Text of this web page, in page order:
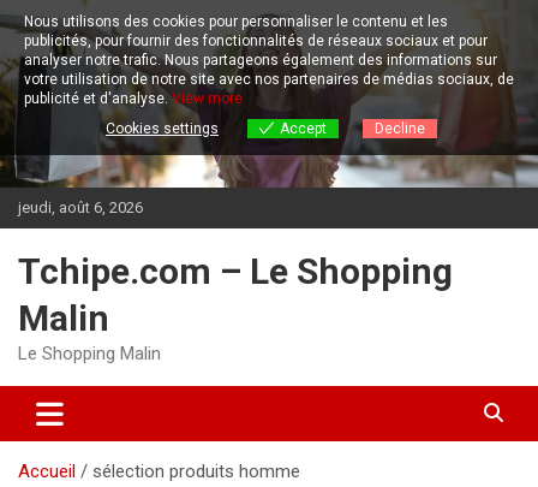
Aller
au
contenu
jeudi, août 6, 2026
Tchipe.com – Le Shopping
Malin
Le Shopping Malin
Accueil sélection produits homme
Nous utilisons des cookies pour personnaliser le contenu et les
publicités, pour fournir des fonctionnalités de réseaux sociaux et pour
analyser notre trafic.Nous partageons également des informations sur
votre utilisation de notre site avec nos partenaires de médias sociaux, de
publicité et d'analyse. View more
Cookies settings
Accept Decline